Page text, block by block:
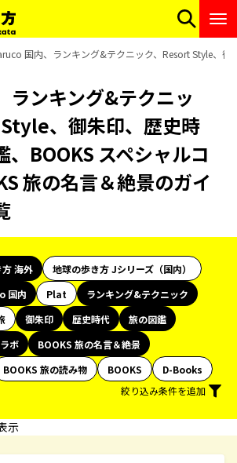
国内、ランキング&テクニック、Resort Style、
ランキング&テクニッ
、御朱印、歴史時
、BOOKS スペシャルコ
旅の名言＆絶景のガイ
海外
地球の歩き方 Jシリーズ（国内）
国内 Plat
ランキング&テクニック
御朱印 歴史時代
旅の図鑑
ボ
BOOKS 旅の名言＆絶景
BOOKS 旅の読み物 BOOKS
D-Books
絞り込み条件を追加
示